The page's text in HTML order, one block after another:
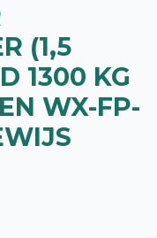
(1,5
1300 KG
WX-FP-